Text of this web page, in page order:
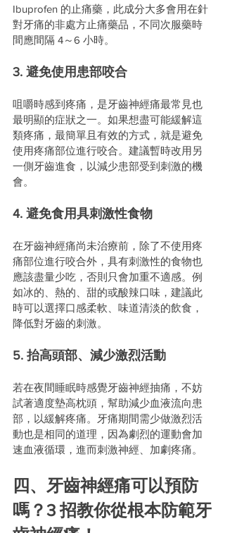
Ibuprofen 的止痛藥，此成分大多會用在針
對牙痛的非處方止痛藥品，不同次服藥時
間應間隔 4～6 小時。
3. 避免使用患部咬合
咀嚼時感到疼痛，是牙齒神經痛最常見也
最明顯的症狀之一。如果想盡可能緩解這
類疼痛，最簡單且有效的方式，就是避免
使用疼痛部位進行咬合。建議暫時改用另
一側牙齒進食，以減少患部受到刺激的機
會。
4. 避免食用具刺激性食物
在牙齒神經痛尚未治療前，除了不使用疼
痛部位進行咬合外，具有刺激性的食物也
應該盡量少吃，否則只會加重不適感。例
如冰的、熱的、甜的或酸辣口味，建議此
時可以選擇口感柔軟、味道清淡的飲食，
降低對牙齒的刺激。
5. 抬高頭部、減少激烈活動
若在夜間睡眠時感覺牙齒神經抽痛，不妨
試著適度墊高枕頭，幫助減少血液流向患
部，以緩解疼痛。牙痛期間需少做激烈活
動也是相同的道理，因為劇烈的運動會加
速血液循環，進而刺激神經、加劇疼痛。
四、牙齒神經痛可以預防
嗎？3 招教你從根本防範牙